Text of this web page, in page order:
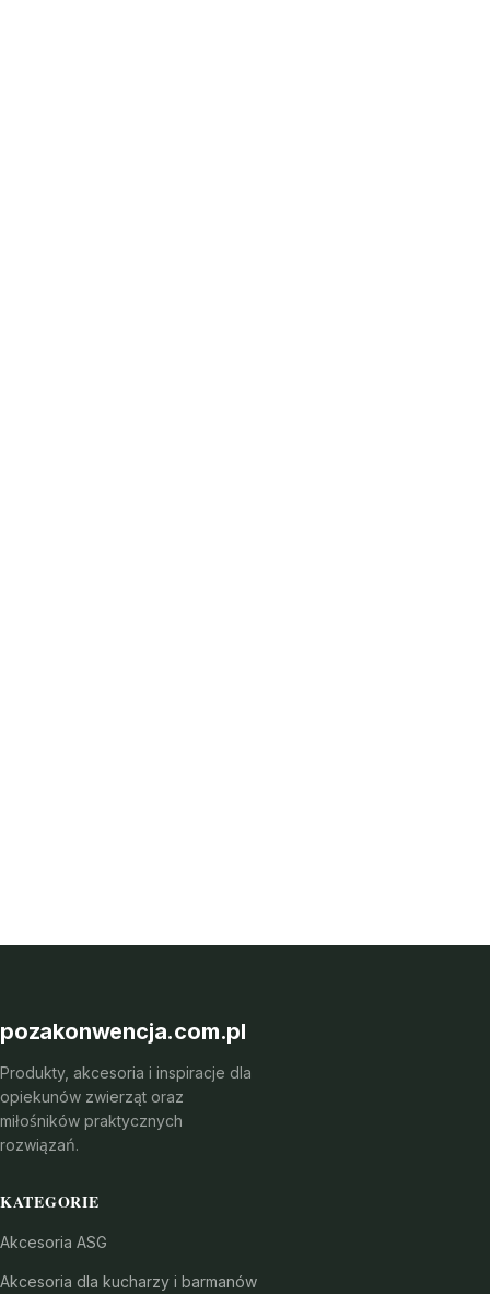
pozakonwencja.com.pl
Produkty, akcesoria i inspiracje dla
opiekunów zwierząt oraz
miłośników praktycznych
rozwiązań.
KATEGORIE
Akcesoria ASG
Akcesoria dla kucharzy i barmanów